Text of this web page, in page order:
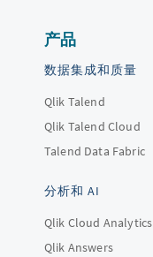
产品
数据集成和质量
Qlik Talend
Qlik Talend Cloud
Talend Data Fabric
分析和 AI
Qlik Cloud Analytics
Qlik Answers